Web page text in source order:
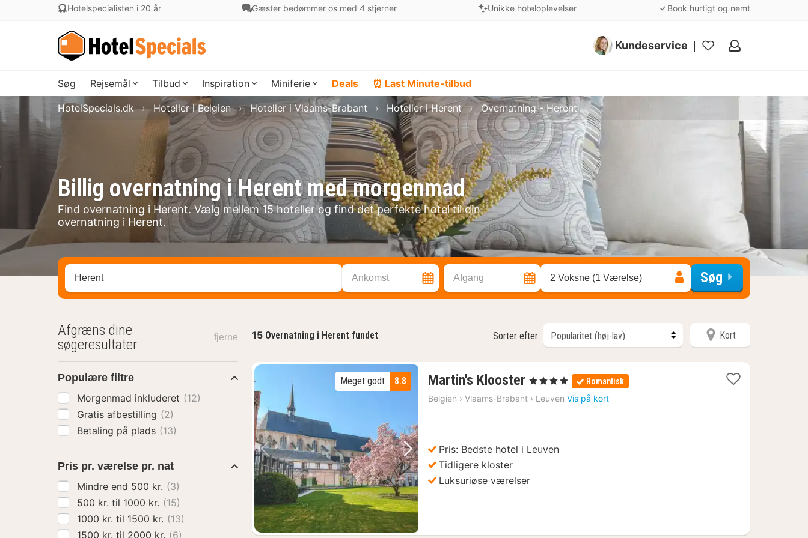
Hotelspecialisten i 20 år Gæster bedømmer os med 4 stjerner Unikke hoteloplevelser Book hurtigt og nemt
Kundeservice
Mine
Søg Rejsemål Tilbud Inspiration Miniferie Deals ⏰ Last Minute-tilbud
Billig overnatning i Herent med morgenmad
Find overnatning i Herent. Vælg mellem 15 hoteller og find det perfekte hotel til din
overnatning i Herent.
HotelSpecials.dk Hoteller i Belgien Hoteller i Vlaams-Brabant Hoteller i Herent Overnatning - Herent
Søg efter destination ... Ankomst Afgang 2 Voksne (1 Værelse) Søg
15 Overnatning i Herent fundet Sorter efter Kort
Forrige billede Næste billede
8.8
Meget godt Martin's Klooster 1
nat
fra
, 4 Stjerner Romantisk
Belgien › Vlaams-Brabant › Leuven Vis på kort
Pris: Bedste hotel i Leuven
Tidligere kloster
Luksuriøse værelser
Afgræns dine
søgeresultater
fjerne
Populære filtre
Morgenmad inkluderet (12)
Gratis afbestilling (2)
Betaling på plads (13)
Pris pr. værelse pr. nat
Mindre end 500 kr. (3)
500 kr. til 1000 kr. (15)
1000 kr. til 1500 kr. (13)
1500 kr. til 2000 kr. (6)